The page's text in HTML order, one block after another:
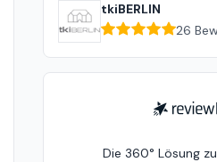
tkiBERLIN
26
Die 360° Lösung